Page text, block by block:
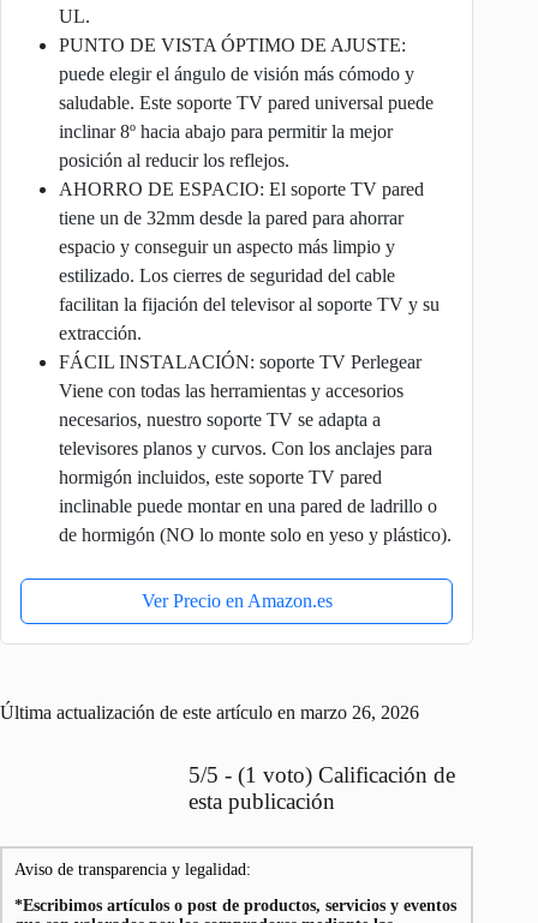
UL.
PUNTO DE VISTA ÓPTIMO DE AJUSTE:
puede elegir el ángulo de visión más cómodo y
saludable. Este soporte TV pared universal puede
inclinar 8º hacia abajo para permitir la mejor
posición al reducir los reflejos.
AHORRO DE ESPACIO: El soporte TV pared
tiene un de 32mm desde la pared para ahorrar
espacio y conseguir un aspecto más limpio y
estilizado. Los cierres de seguridad del cable
facilitan la fijación del televisor al soporte TV y su
extracción.
FÁCIL INSTALACIÓN: soporte TV Perlegear
Viene con todas las herramientas y accesorios
necesarios, nuestro soporte TV se adapta a
televisores planos y curvos. Con los anclajes para
hormigón incluidos, este soporte TV pared
inclinable puede montar en una pared de ladrillo o
de hormigón (NO lo monte solo en yeso y plástico).
Ver Precio en Amazon.es
Última actualización de este artículo en marzo 26, 2026
5/5 - (1 voto) Calificación de
esta publicación
Aviso de transparencia y legalidad:
*Escribimos artículos o post de productos, servicios y eventos